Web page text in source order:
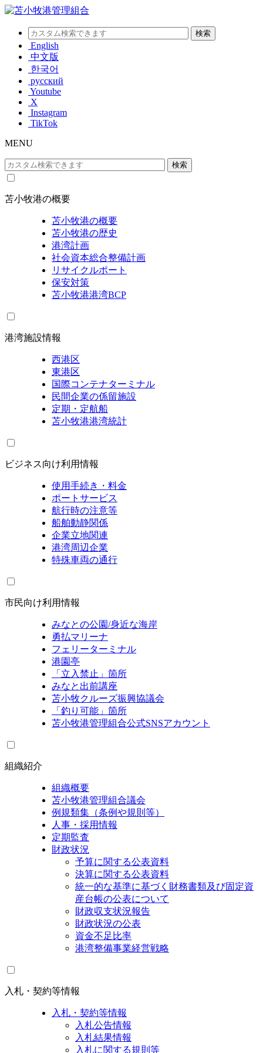
English
中文版
한국어
русский
Youtube
X
Instagram
TikTok
MENU
苫小牧港の概要
苫小牧港の概要
苫小牧港の歴史
港湾計画
社会資本総合整備計画
リサイクルポート
保安対策
苫小牧港港湾BCP
港湾施設情報
西港区
東港区
国際コンテナターミナル
民間企業の係留施設
定期・定航船
苫小牧港港湾統計
ビジネス向け利用情報
使用手続き・料金
ポートサービス
航行時の注意等
船舶動静関係
企業立地関連
港湾周辺企業
特殊車両の通行
市民向け利用情報
みなとの公園/身近な海岸
勇払マリーナ
フェリーターミナル
港園亭
「立入禁止」箇所
みなと出前講座
苫小牧クルーズ振興協議会
「釣り可能」箇所
苫小牧港管理組合公式SNSアカウント
組織紹介
組織概要
苫小牧港管理組合議会
例規類集（条例や規則等）
人事・採用情報
定期監査
財政状況
予算に関する公表資料
決算に関する公表資料
統一的な基準に基づく財務書類及び固定資
産台帳の公表について
財政収支状況報告
財政状況の公表
資金不足比率
港湾整備事業経営戦略
入札・契約等情報
入札・契約等情報
入札公告情報
入札結果情報
入札に関する規則等